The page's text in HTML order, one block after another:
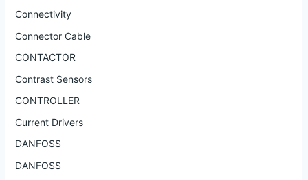
Connectivity
Connector Cable
CONTACTOR
Contrast Sensors
CONTROLLER
Current Drivers
DANFOSS
DANFOSS